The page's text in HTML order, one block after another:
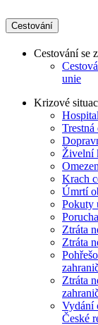
Cestování
Cestování se
unie
Krizové
Živelní
Krach
Úmrtí
Pokuty
Ztráta
Ztráta
Ztráta
Vydání
České